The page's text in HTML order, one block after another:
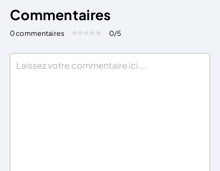
Commentaires
0 commentaires Évaluez cet article:
0/5